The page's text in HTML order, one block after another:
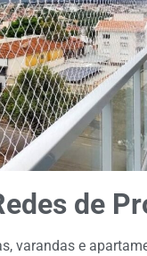
de
varandas e